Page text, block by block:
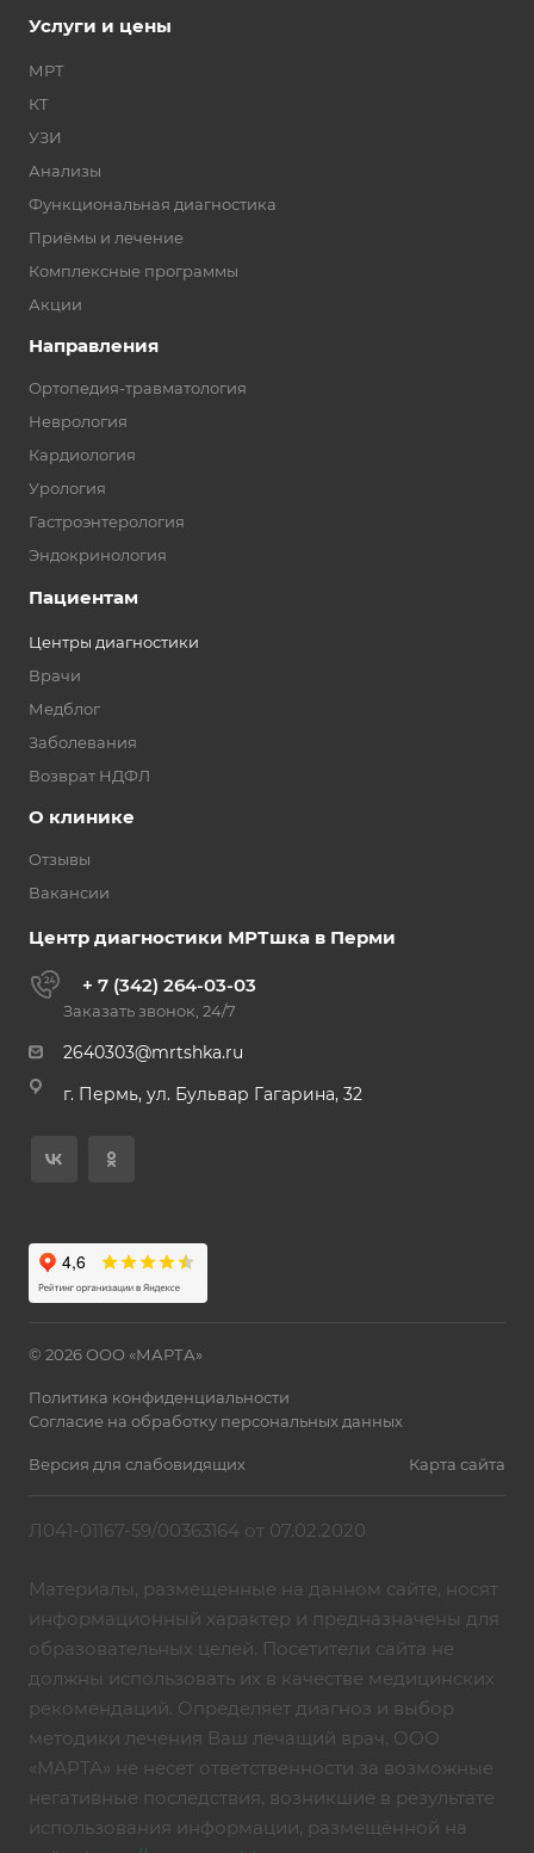
Услуги и цены
МРТ
КТ
УЗИ
Анализы
Функциональная диагностика
Приёмы и лечение
Комплексные программы
Акции
Направления
Ортопедия-травматология
Неврология
Кардиология
Урология
Гастроэнтерология
Эндокринология
Пациентам
Центры диагностики
Врачи
Медблог
Заболевания
Возврат НДФЛ
О клинике
Отзывы
Вакансии
Центр диагностики МРТшка в Перми
+ 7 (342) 264-03-03
Заказать звонок, 24/7
2640303@mrtshka.ru
г. Пермь, ул. Бульвар Гагарина, 32
© 2026 ООО «МАРТА»
Политика конфиденциальности
Согласие на обработку персональных данных
Версия для слабовидящих Карта сайта
Л041-01167-59/00363164 от 07.02.2020
Материалы, размещенные на данном сайте, носят
информационный характер и предназначены для
образовательных целей. Посетители сайта не
должны использовать их в качестве медицинских
рекомендаций. Определяет диагноз и выбор
методики лечения Ваш лечащий врач. ООО
«МАРТА» не несет ответственности за возможные
негативные последствия, возникшие в результате
использования информации, размещённой на